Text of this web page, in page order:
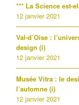
*** La Science est-
12 janvier 2021
Val-d’Oise :
design (i)
12 janvier 2021
Musée Vitra : le
l’automne (i)
12 janvier 2021